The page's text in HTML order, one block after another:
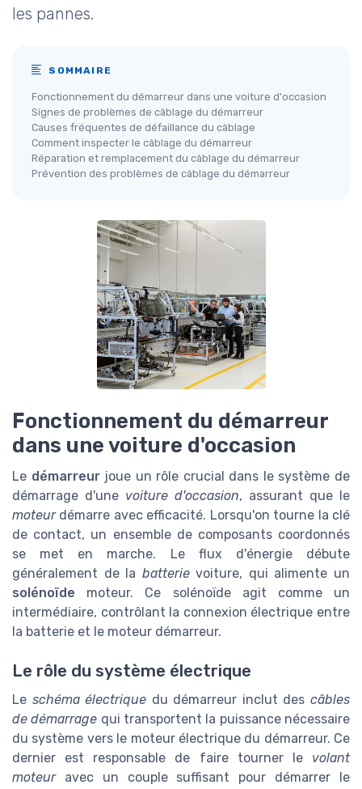
les pannes.
SOMMAIRE
Fonctionnement du démarreur dans une voiture d'occasion
Signes de problèmes de câblage du démarreur
Causes fréquentes de défaillance du câblage
Comment inspecter le câblage du démarreur
Réparation et remplacement du câblage du démarreur
Prévention des problèmes de câblage du démarreur
Fonctionnement du démarreur
dans une voiture d'occasion
Le démarreurjoue un rôle crucial dans le système de
démarrage d'une voiture d'occasion, assurant que le
moteurdémarre avec efficacité. Lorsqu'on tourne la clé
de contact, un ensemble de composants coordonnés
se met en marche. Le flux d'énergie débute
généralement de la batterievoiture, qui alimente un
solénoïde moteur. Ce solénoïde agit comme un
intermédiaire, contrôlant la connexion électrique entre
la batterie et le moteur démarreur.
Le rôle du système électrique
Le schéma électrique du démarreur inclut descâbles
de démarrage qui transportent la puissance nécessaire
du système vers le moteur électrique du démarreur. Ce
dernier est responsable de faire tourner le volant
moteuravec un couple suffisant pour démarrer le